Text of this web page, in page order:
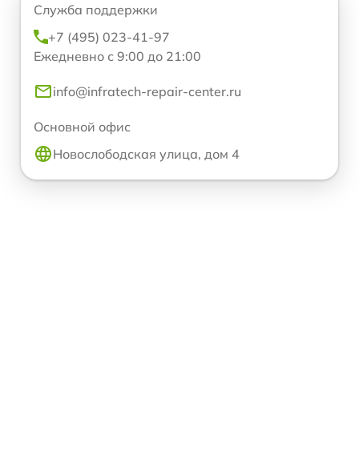
Служба поддержки
+7 (495) 023-41-97
Ежедневно с 9:00 до 21:00
info@infratech-repair-center.ru
Основной офис
Новослободская улица, дом 4